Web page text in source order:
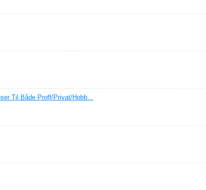
Til Både Proff/Privat/Hobb...